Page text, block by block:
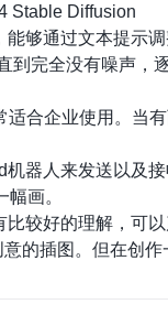
Stable Diffusion
够通过文本提示
完全没有噪声，
合企业使用。当
器人来发送以及
画。
较好的理解，可
的插图。但在创作